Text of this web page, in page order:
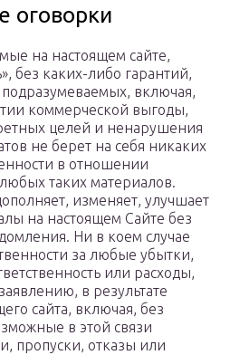
оговорки
на настоящем сайте,
без каких-либо гарантий,
включая,
коммерческой выгоды,
целей и ненарушения
не берет на себя никаких
в отношении
таких материалов.
изменяет, улучшает
на настоящем Сайте без
Ни в коем случае
за любые убытки,
или расходы,
в результате
сайта, включая, без
в этой связи
пропуски, отказы или